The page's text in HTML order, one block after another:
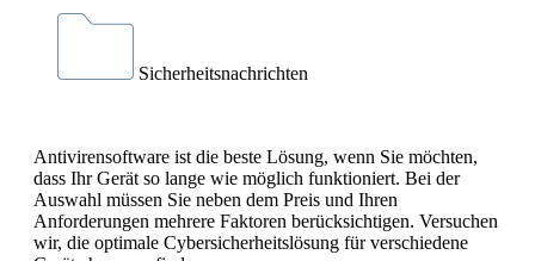
Sicherheitsnachrichten
Antivirensoftware ist die beste Lösung, wenn Sie möchten,
dass Ihr Gerät so lange wie möglich funktioniert. Bei der
Auswahl müssen Sie neben dem Preis und Ihren
Anforderungen mehrere Faktoren berücksichtigen. Versuchen
wir, die optimale Cybersicherheitslösung für verschiedene